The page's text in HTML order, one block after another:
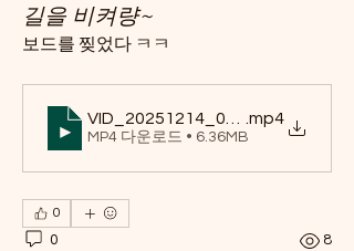
길을 비켜량~
보드를 찢었다 ㅋㅋ
VID_20251214_021552_280
.mp4
MP4 다운로드 • 6.36MB
0
0 8